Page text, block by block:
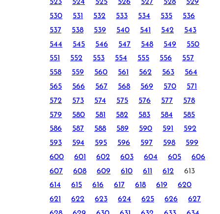
523 524 525 526 527 528
529
530
531 532 533 534 535
536
537
538 539 540 541 542
543
544
545 546 547 548 549
550
551
552 553 554 555 556
557
558
559 560 561 562 563
564
565
566 567 568 569 570
571
572
573 574 575 576 577
578
579
580 581 582 583 584
585
586
587 588 589 590 591
592
593
594 595 596 597 598
599
600
601 602 603 604 605
606
607
608 609 610 611 612
613
614
615 616 617 618 619
620
621
622 623 624 625 626
627